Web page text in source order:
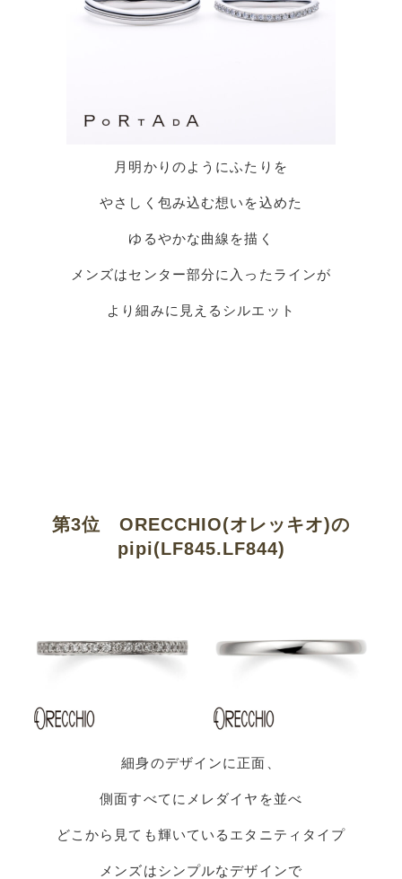
月明かりのようにふたりを
やさしく包み込む想いを込めた
ゆるやかな曲線を描く
メンズはセンター部分に入ったラインが
より細みに見えるシルエット
第3位 ORECCHIO(オレッキオ)の
pipi(LF845.LF844)
細身のデザインに正面、
側面すべてにメレダイヤを並べ
どこから見ても輝いているエタニティタイプ
メンズはシンプルなデザインで